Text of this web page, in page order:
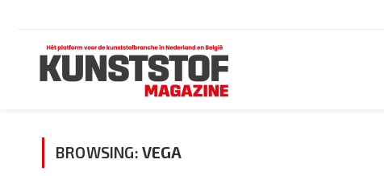
BROWSING: VEGA